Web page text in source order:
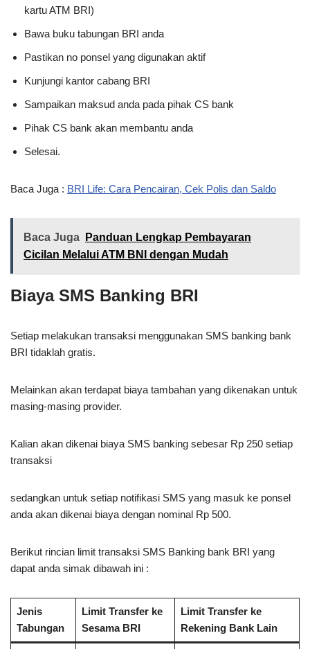
kartu ATM BRI)
Bawa buku tabungan BRI anda
Pastikan no ponsel yang digunakan aktif
Kunjungi kantor cabang BRI
Sampaikan maksud anda pada pihak CS bank
Pihak CS bank akan membantu anda
Selesai.
Baca Juga : BRI Life: Cara Pencairan, Cek Polis dan Saldo
Baca Juga
Panduan Lengkap Pembayaran
Cicilan Melalui ATM BNI dengan Mudah
Biaya SMS Banking BRI
Setiap melakukan transaksi menggunakan SMS banking bank
BRI tidaklah gratis.
Melainkan akan terdapat biaya tambahan yang dikenakan untuk
masing-masing provider.
Kalian akan dikenai biaya SMS banking sebesar Rp 250 setiap
transaksi
sedangkan untuk setiap notifikasi SMS yang masuk ke ponsel
anda akan dikenai biaya dengan nominal Rp 500.
Berikut rincian limit transaksi SMS Banking bank BRI yang
dapat anda simak dibawah ini :
Jenis
Tabungan
Limit Transfer ke
Sesama BRI
Limit Transfer ke
Rekening Bank Lain